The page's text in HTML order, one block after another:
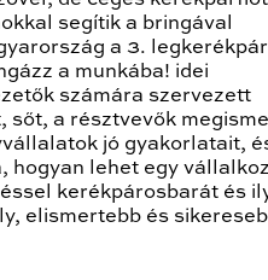
segítik a bringával
a 3.
a munkába! idei
számára szervezett
sőt, a résztvevők
jó gyakorlatait,
hogyan lehet egy
kerékpárosbarát és
elismertebb és